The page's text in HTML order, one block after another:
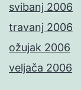
svibanj 2006
travanj 2006
ožujak 2006
veljača 2006